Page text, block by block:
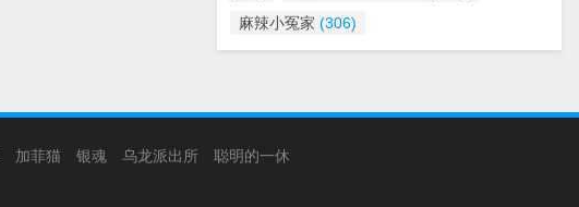
麻辣小冤家 (306)
加菲猫 银魂 乌龙派出所 聪明的一休